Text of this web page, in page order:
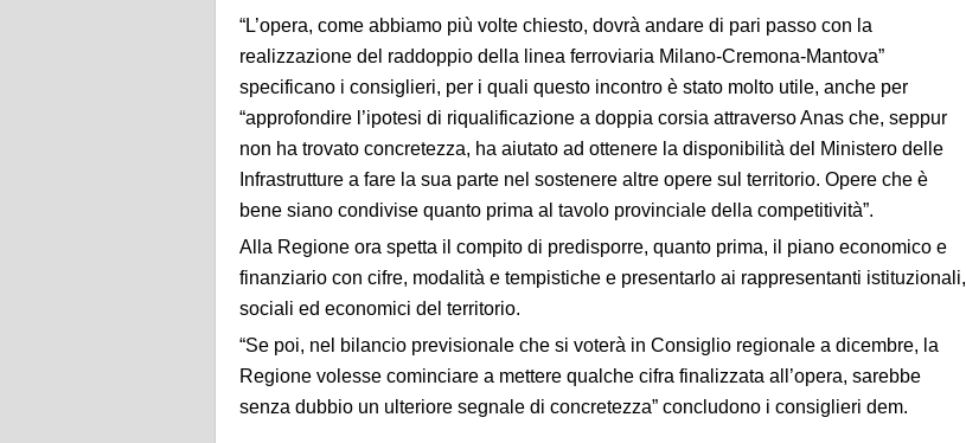
“L’opera, come abbiamo più volte chiesto, dovrà andare di pari passo con la
realizzazione del raddoppio della linea ferroviaria Milano-Cremona-Mantova”
specificano i consiglieri, per i quali questo incontro è stato molto utile, anche per
“approfondire l’ipotesi di riqualificazione a doppia corsia attraverso Anas che, seppur
non ha trovato concretezza, ha aiutato ad ottenere la disponibilità del Ministero delle
Infrastrutture a fare la sua parte nel sostenere altre opere sul territorio. Opere che è
bene siano condivise quanto prima al tavolo provinciale della competitività”.
Alla Regione ora spetta il compito di predisporre, quanto prima, il piano economico e
finanziario con cifre, modalità e tempistiche e presentarlo ai rappresentanti istituzionali,
sociali ed economici del territorio.
“Se poi, nel bilancio previsionale che si voterà in Consiglio regionale a dicembre, la
Regione volesse cominciare a mettere qualche cifra finalizzata all’opera, sarebbe
senza dubbio un ulteriore segnale di concretezza” concludono i consiglieri dem.